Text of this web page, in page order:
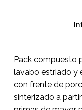
Pack compuesto
lavabo estriado y
con frente de
sinterizado a